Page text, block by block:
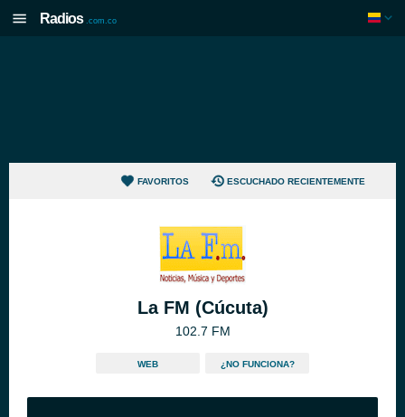
Radios .com.co
FAVORITOS ESCUCHADO RECIENTEMENTE
La FM (Cúcuta)
102.7 FM
WEB ¿NO FUNCIONA?